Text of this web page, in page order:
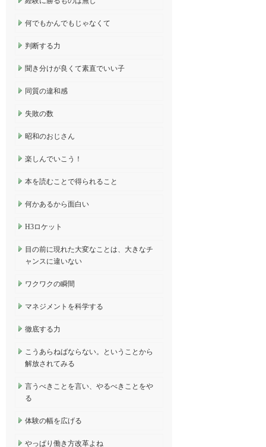
何でもかんでもじゃなくて
判断する力
聞き分けが良くて素直でいい子
同質の違和感
失敗の数
昭和のおじさん
楽しんでいこう！
本を読むことで得られること
何かあるから面白い
H3ロケット
目の前に現れた大変なことは、大きなチ
ャンスに違いない
ワクワクの瞬間
マネジメントを科学する
徹底する力
こうあらねばならない。ということから
解放されてみる
言うべきことを言い、やるべきことをや
る
体験の幅を広げる
やっぱり働き方改革よね